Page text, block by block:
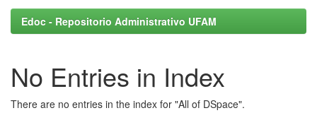
Edoc - Repositorio Administrativo UFAM
No Entries in Index
There are no entries in the index for "All of DSpace".